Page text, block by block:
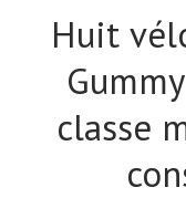
Huit
classe